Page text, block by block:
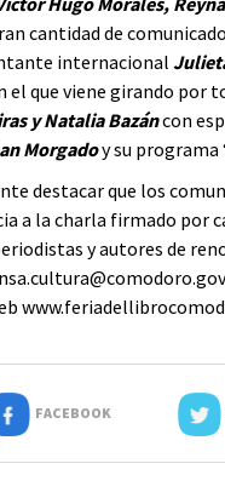
cantidad de
internacional
el que viene girando por
y Natalia Bazáncon
Morgadoy su programa
destacar que los
a la charla firmado por
y autores de
FACEBOOK